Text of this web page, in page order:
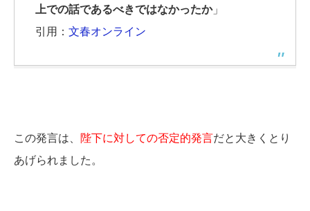
上での話であるべきではなかったか」
引用： 文春オンライン
この発言は、 陛下に対しての否定的発言だと大きくとり
あげられました。